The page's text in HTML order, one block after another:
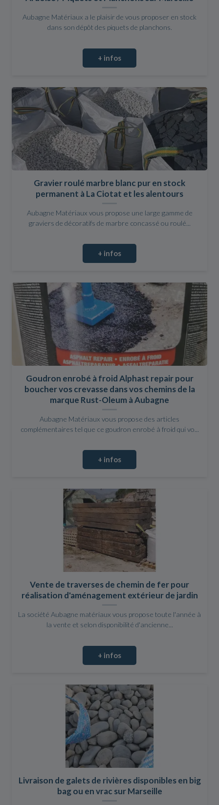
Aubagne Matériaux a le plaisir de vous proposer en stock
dans son dépôt des piquets de planchons.
+ infos
Gravier roulé marbre blanc pur en stock
permanent à La Ciotat et les alentours
Aubagne Matériaux vous propose une large gamme de
graviers de décoratifs de marbre concassé ou roulé...
+ infos
Goudron enrobé à froid Alphast repair pour
boucher vos crevasse dans vos chemins de la
marque Rust-Oleum à Aubagne
Aubagne Matériaux vous propose des articles
complémentaires tel que ce goudron enrobé à froid qui vo...
+ infos
Vente de traverses de chemin de fer pour
réalisation d'aménagement extérieur de jardin
La société Aubagne matériaux vous propose toute l'année à
la vente et selon disponibilité d'ancienne...
+ infos
Livraison de galets de rivières disponibles en big
bag ou en vrac sur Marseille